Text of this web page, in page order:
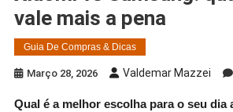
vale mais a pena
Guia De Compras & Dicas
Março 28, 2026 Valdemar Mazzei
Qual é a melhor escolha para o seu dia